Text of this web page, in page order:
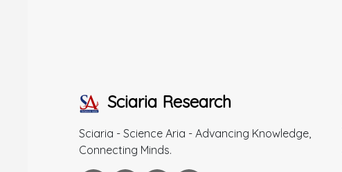
Sciaria Research
Sciaria - Science Aria - Advancing Knowledge,
Connecting Minds.